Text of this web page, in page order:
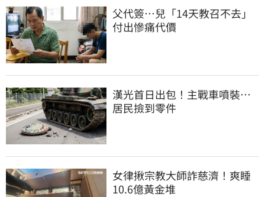
父代簽…兒「14天教召不去」
付出慘痛代價
漢光首日出包！主戰車噴裝…
居民撿到零件
女律揪宗教大師詐慈濟！爽睡
10.6億黃金堆